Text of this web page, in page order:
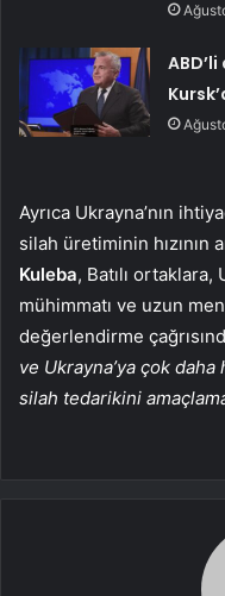
Ayrıca Ukrayna’nın
silah üretiminin hızının
Kuleba, Batılı
mühimmatı ve uzun
değerlendirme
ve Ukrayna’ya çok
silah tedarikini